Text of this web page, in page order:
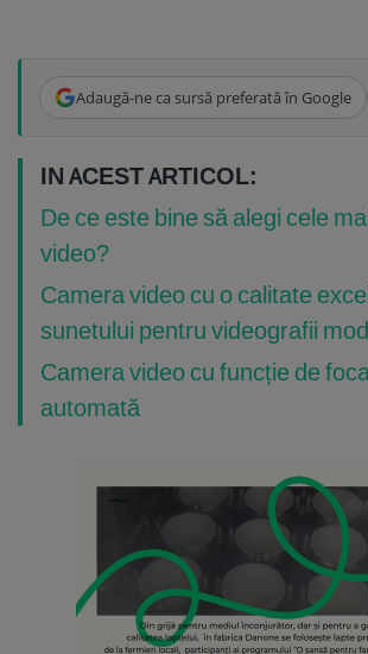
Adaugă-ne ca sursă preferată în Google
IN ACEST ARTICOL:
De ce este bine să alegi cele
video?
Camera video cu o calitate
sunetului pentru videografii
Camera video cu funcție de
automată